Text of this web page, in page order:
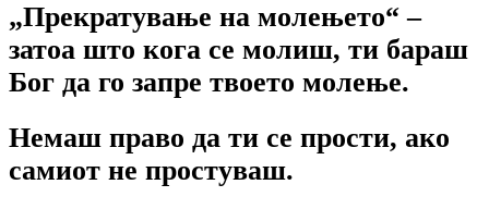
„Прекратување на молењето“ –
затоа што кога се молиш, ти бараш
Бог да го запре твоето молење.
Немаш право да ти се прости, ако
самиот не простуваш.